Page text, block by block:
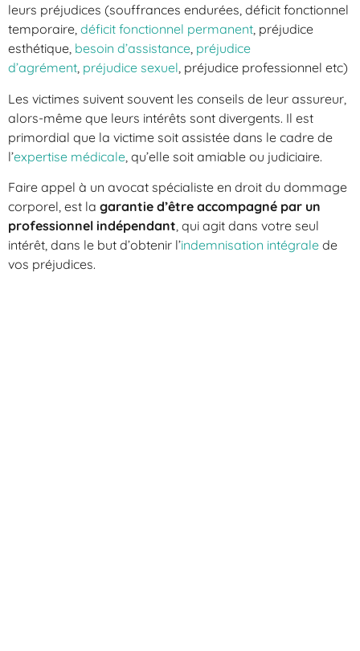
leurs préjudices (souffrances endurées, déficit fonctionnel
temporaire, déficit fonctionnel permanent, préjudice
esthétique, besoin d’assistance, préjudice
d’agrément, préjudice sexuel, préjudice professionnel etc)
Les victimes suivent souvent les conseils de leur assureur,
alors-même que leurs intérêts sont divergents. Il est
primordial que la victime soit assistée dans le cadre de
l’expertise médicale , qu’elle soit amiable ou judiciaire.
Faire appel à un avocat spécialiste en droit du dommage
corporel, est la garantie d’être accompagné par un
professionnel indépendant, qui agit dans votre seul
intérêt, dans le but d’obtenir l’indemnisation intégrale de
vos préjudices.